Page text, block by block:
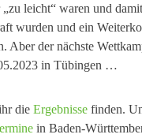
leicht“ waren und
wurden und ein
Aber der nächste
in Tübingen …
die Ergebnisse finden.
in Baden-